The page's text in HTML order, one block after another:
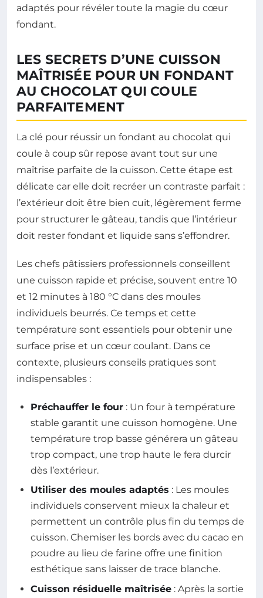
adaptés pour révéler toute la magie du cœur
fondant.
LES SECRETS D’UNE CUISSON
MAÎTRISÉE POUR UN FONDANT
AU CHOCOLAT QUI COULE
PARFAITEMENT
La clé pour réussir un fondant au chocolat qui
coule à coup sûr repose avant tout sur une
maîtrise parfaite de la cuisson. Cette étape est
délicate car elle doit recréer un contraste parfait :
l’extérieur doit être bien cuit, légèrement ferme
pour structurer le gâteau, tandis que l’intérieur
doit rester fondant et liquide sans s’effondrer.
Les chefs pâtissiers professionnels conseillent
une cuisson rapide et précise, souvent entre 10
et 12 minutes à 180 °C dans des moules
individuels beurrés. Ce temps et cette
température sont essentiels pour obtenir une
surface prise et un cœur coulant. Dans ce
contexte, plusieurs conseils pratiques sont
indispensables :
Préchauffer le four : Un four à température
stable garantit une cuisson homogène. Une
température trop basse générera un gâteau
trop compact, une trop haute le fera durcir
dès l’extérieur.
Utiliser des moules adaptés : Les moules
individuels conservent mieux la chaleur et
permettent un contrôle plus fin du temps de
cuisson. Chemiser les bords avec du cacao en
poudre au lieu de farine offre une finition
esthétique sans laisser de trace blanche.
Cuisson résiduelle maîtrisée : Après la sortie